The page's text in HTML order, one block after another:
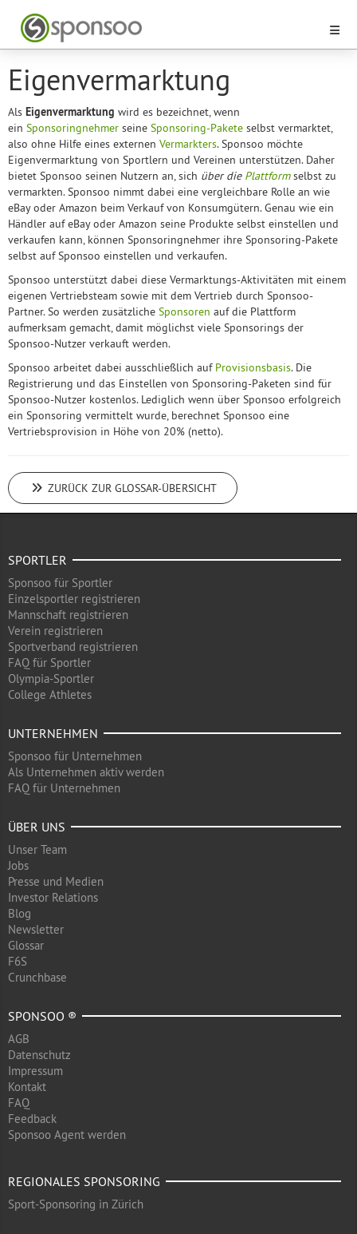
Eigenvermarktung
Als Eigenvermarktung wird es bezeichnet, wenn
ein Sponsoringnehmer seine Sponsoring-Pakete selbst vermarktet,
also ohne Hilfe eines externen Vermarkters. Sponsoo möchte
Eigenvermarktung von Sportlern und Vereinen unterstützen. Daher
bietet Sponsoo seinen Nutzern an, sich über die Plattformselbst zu
vermarkten. Sponsoo nimmt dabei eine vergleichbare Rolle an wie
eBay oder Amazon beim Verkauf von Konsumgütern. Genau wie ein
Händler auf eBay oder Amazon seine Produkte selbst einstellen und
verkaufen kann, können Sponsoringnehmer ihre Sponsoring-Pakete
selbst auf Sponsoo einstellen und verkaufen.
Sponsoo unterstützt dabei diese Vermarktungs-Aktivitäten mit einem
eigenen Vertriebsteam sowie mit dem Vertrieb durch Sponsoo-
Partner. So werden zusätzliche Sponsoren auf die Plattform
aufmerksam gemacht, damit möglichst viele Sponsorings der
Sponsoo-Nutzer verkauft werden.
Sponsoo arbeitet dabei ausschließlich auf Provisionsbasis. Die
Registrierung und das Einstellen von Sponsoring-Paketen sind für
Sponsoo-Nutzer kostenlos. Lediglich wenn über Sponsoo erfolgreich
ein Sponsoring vermittelt wurde, berechnet Sponsoo eine
Vertriebsprovision in Höhe von 20% (netto).
ZURÜCK ZUR GLOSSAR-ÜBERSICHT
SPORTLER
Sponsoo für Sportler
Einzelsportler registrieren
Mannschaft registrieren
Verein registrieren
Sportverband registrieren
FAQ für Sportler
Olympia-Sportler
College Athletes
UNTERNEHMEN
Sponsoo für Unternehmen
Als Unternehmen aktiv werden
FAQ für Unternehmen
ÜBER UNS
Unser Team
Jobs
Presse und Medien
Investor Relations
Blog
Newsletter
Glossar
F6S
Crunchbase
SPONSOO ®
AGB
Datenschutz
Impressum
Kontakt
FAQ
Feedback
Sponsoo Agent werden
REGIONALES SPONSORING
Sport-Sponsoring in Zürich